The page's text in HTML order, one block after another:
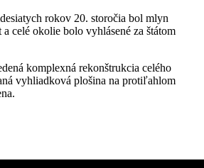
rokov 20. storočia bol mlyn
celé okolie bolo vyhlásené za štátom
komplexná rekonštrukcia celého
vyhliadková plošina na protiľahlom